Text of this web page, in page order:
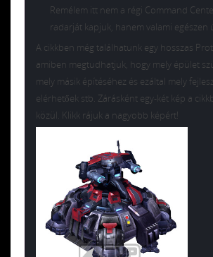
Remélem itt nem a régi Command
radarját kapjuk, hanem valami egészen
A cikkben még találhatunk egy hosszas
amiben megtudhatjuk, hogy mely épület
mely másik építéséhez és ezáltal mely
elérhetőek stb. Zárásként egy-két kép a
közül. Klikk rájuk a nagyobb képért!